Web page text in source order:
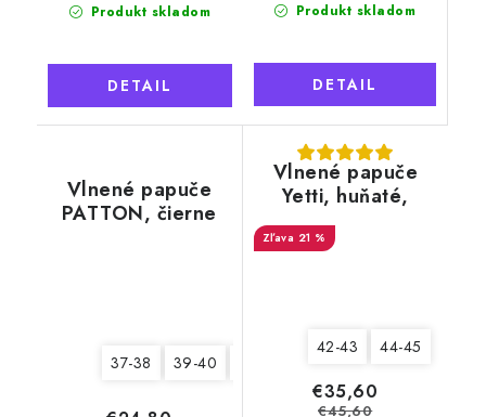
Produkt skladom
DETAIL
Produkt skladom
DETAIL
Vlnené papuče
PATTON, čierne
37-38 39-40
Vlnené papuče
Yetti, huňaté,
biele, s kožušinou
21 %
42-43 44-45
€35,60
€45,60